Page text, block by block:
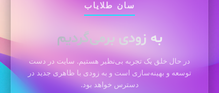
سان طلایاب
به زودی برمی‌گردیم
در حال خلق یک تجربه بی‌نظیر هستیم. سایت در دست
توسعه و بهینه‌سازی است و به زودی با ظاهری جدید در
دسترس خواهد بود.